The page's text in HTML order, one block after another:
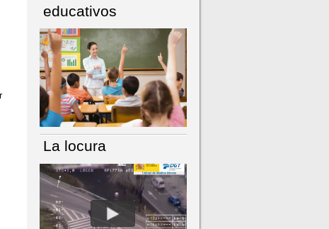
NÚMERO ACTUAL HEMEROTECA
educativos
La locura